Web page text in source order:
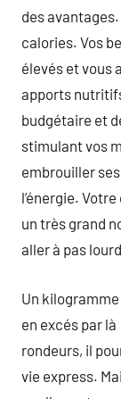
des
calories. Vos
élevés et vous
apports
budgétaire et
stimulant vos
embrouiller
l’énergie.
un très grand
aller à pas
Un
en excés par
rondeurs, il
vie express.